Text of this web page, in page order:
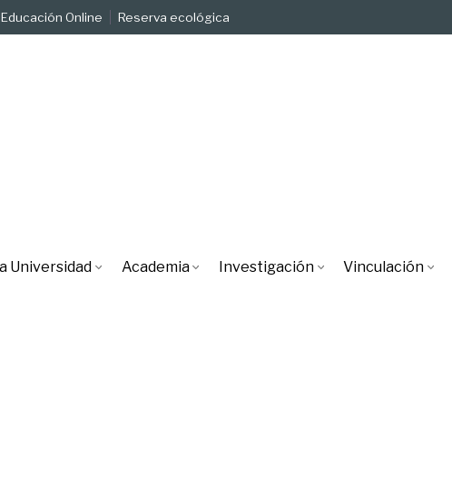
Educación Online Reserva ecológica
Universidad Academia Investigación Vinculación